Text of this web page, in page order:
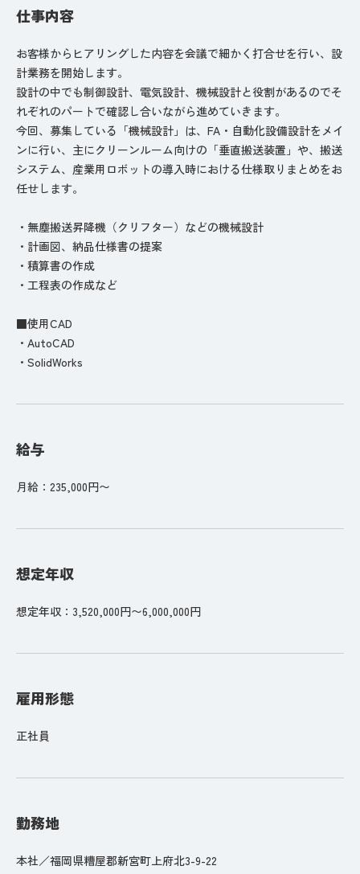
仕事内容
お客様からヒアリングした内容を会議で細かく打合せを行い、設
計業務を開始します。
設計の中でも制御設計、電気設計、機械設計と役割があるのでそ
れぞれのパートで確認し合いながら進めていきます。
今回、募集している「機械設計」は、FA・自動化設備設計をメイ
ンに行い、主にクリーンルーム向けの「垂直搬送装置」や、搬送
システム、産業用ロボットの導入時における仕様取りまとめをお
任せします。
・無塵搬送昇降機（クリフター）などの機械設計
・計画図、納品仕様書の提案
・積算書の作成
・工程表の作成など
■使用CAD
・AutoCAD
・SolidWorks
給与
月給：235,000円〜
想定年収
想定年収：3,520,000円〜6,000,000円
雇用形態
正社員
勤務地
本社／福岡県糟屋郡新宮町上府北3-9-22